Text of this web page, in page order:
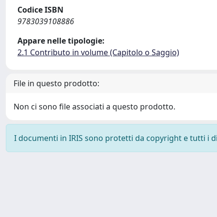
Codice ISBN
9783039108886
Appare nelle tipologie:
2.1 Contributo in volume (Capitolo o Saggio)
File in questo prodotto:
Non ci sono file associati a questo prodotto.
I documenti in IRIS sono protetti da copyright e tutti i